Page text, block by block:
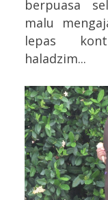
berpuasa
malu
lepas
haladzim...